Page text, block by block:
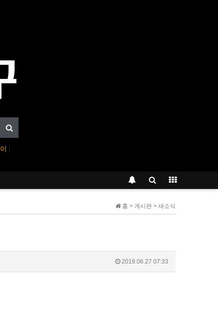
|
홈 > 게시판 > 새소식
2019.06.27 07:33